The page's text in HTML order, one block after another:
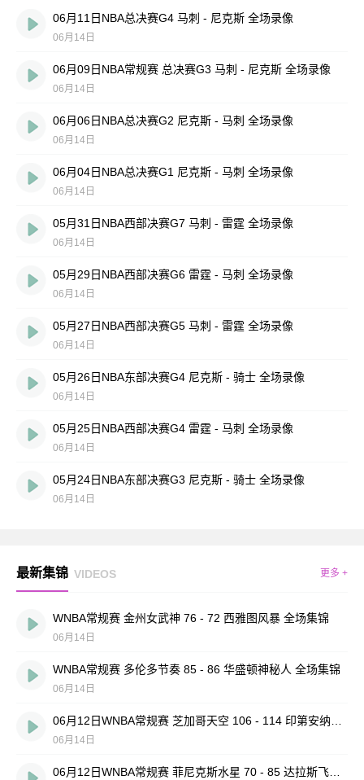
06月11日NBA总决赛G4 马刺 - 尼克斯 全场录像
06月14日
06月09日NBA常规赛 总决赛G3 马刺 - 尼克斯 全场录像
06月14日
06月06日NBA总决赛G2 尼克斯 - 马刺 全场录像
06月14日
06月04日NBA总决赛G1 尼克斯 - 马刺 全场录像
06月14日
05月31日NBA西部决赛G7 马刺 - 雷霆 全场录像
06月14日
05月29日NBA西部决赛G6 雷霆 - 马刺 全场录像
06月14日
05月27日NBA西部决赛G5 马刺 - 雷霆 全场录像
06月14日
05月26日NBA东部决赛G4 尼克斯 - 骑士 全场录像
06月14日
05月25日NBA西部决赛G4 雷霆 - 马刺 全场录像
06月14日
05月24日NBA东部决赛G3 尼克斯 - 骑士 全场录像
06月14日
最新集锦 VIDEOS 更多 +
WNBA常规赛 金州女武神 76 - 72 西雅图风暴 全场集锦
06月14日
WNBA常规赛 多伦多节奏 85 - 86 华盛顿神秘人 全场集锦
06月14日
06月14日